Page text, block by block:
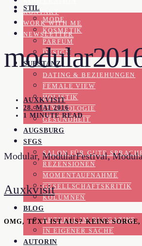
KONTAKT
WORK WITH ME
NEWSLETTER
STIL
MODE
KOSMETIK
PARFUM
DESIGN
SUBSTANZ
DATING & BEZIEHUNGEN
FEMALE VIEW
HOLISTIK
PSYCHOLOGIE
GESUNDHEIT
AUGSBURG
SFGS
SALON FÜR GUTE
REZENSIONEN
MOMENTAUFNAHME
GESELLSCHAFTSKRITIK
KOLUMNEN
BLOG
AKTUELL IM BLOGAZINE
IN EIGENER SACHE
AUTORIN
AUXKVISIT
28. MAI 2016
1 MINUTE READ
Modular, ModularFestival,
Auxkvisit
OMG, TEXT IST AUS? KEINE